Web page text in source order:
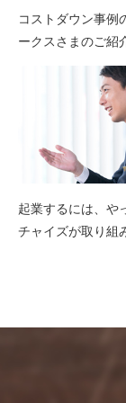
コストダウン事例
ークスさまのご紹
起業するには、や
チャイズが取り組